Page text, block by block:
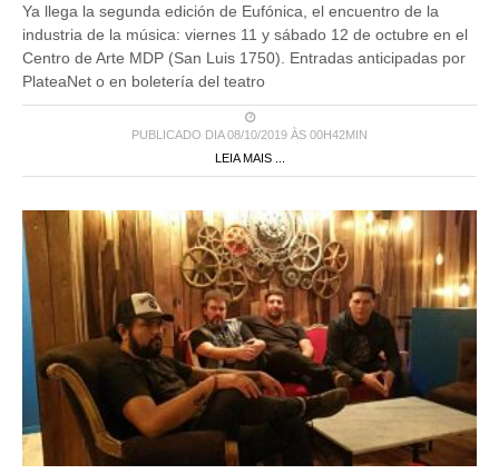
Ya llega la segunda edición de Eufónica, el encuentro de la
industria de la música: viernes 11 y sábado 12 de octubre en el
Centro de Arte MDP (San Luis 1750). Entradas anticipadas por
PlateaNet o en boletería del teatro
PUBLICADO DIA 08/10/2019 ÀS 00H42MIN
LEIA MAIS ...